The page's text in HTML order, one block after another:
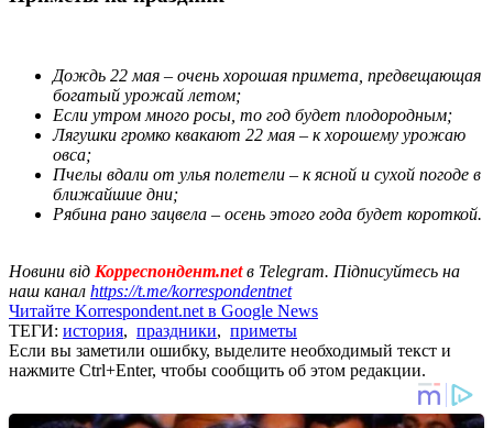
Дождь 22 мая – очень хорошая примета, предвещающая
богатый урожай летом;
Если утром много росы, то год будет плодородным;
Лягушки громко квакают 22 мая – к хорошему урожаю
овса;
Пчелы вдали от улья полетели – к ясной и сухой погоде в
ближайшие дни;
Рябина рано зацвела – осень этого года будет короткой.
Новини від Корреспондент.netв Telegram. Підписуйтесь на
наш канал https://t.me/korrespondentnet
Читайте Korrespondent.net в Google News
ТЕГИ: история, праздники, приметы
Если вы заметили ошибку, выделите необходимый текст и
нажмите Ctrl+Enter, чтобы сообщить об этом редакции.